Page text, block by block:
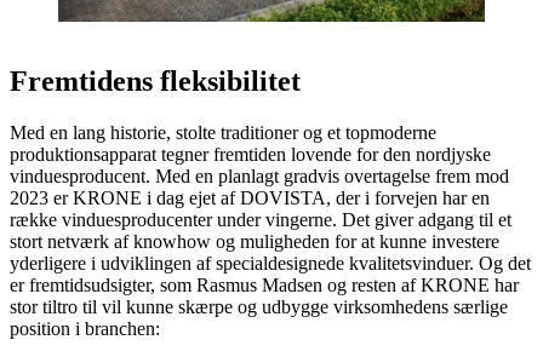
Fremtidens fleksibilitet
Med en lang historie, stolte traditioner og et topmoderne
produktionsapparat tegner fremtiden lovende for den nordjyske
vinduesproducent. Med en planlagt gradvis overtagelse frem mod
2023 er KRONE i dag ejet af DOVISTA, der i forvejen har en
række vinduesproducenter under vingerne. Det giver adgang til et
stort netværk af knowhow og muligheden for at kunne investere
yderligere i udviklingen af specialdesignede kvalitetsvinduer. Og det
er fremtidsudsigter, som Rasmus Madsen og resten af KRONE har
stor tiltro til vil kunne skærpe og udbygge virksomhedens særlige
position i branchen: